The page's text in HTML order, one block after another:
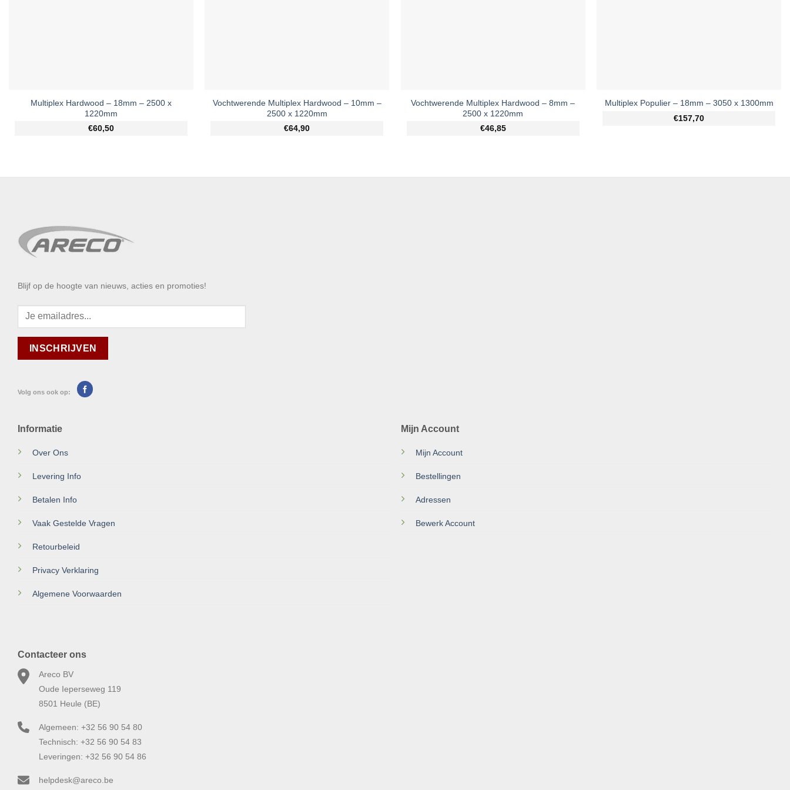
Multiplex Hardwood – 18mm – 2500 x
1220mm
€60,50
Vochtwerende Multiplex Hardwood – 10mm –
2500 x 1220mm
€64,90
Vochtwerende Multiplex Hardwood – 8mm –
2500 x 1220mm
€46,85
Multiplex Populier – 18mm – 3050 x 1300mm
€157,70
Blijf op de hoogte van nieuws, acties en promoties!
Volg ons ook op:
Informatie
Over Ons
Levering Info
Betalen Info
Vaak Gestelde Vragen
Retourbeleid
Privacy Verklaring
Algemene Voorwaarden
Mijn Account
Mijn Account
Bestellingen
Adressen
Bewerk Account
Contacteer ons
Areco BV
Oude Ieperseweg 119
8501 Heule (BE)
Algemeen: +32 56 90 54 80
Technisch: +32 56 90 54 83
Leveringen: +32 56 90 54 86
helpdesk@areco.be